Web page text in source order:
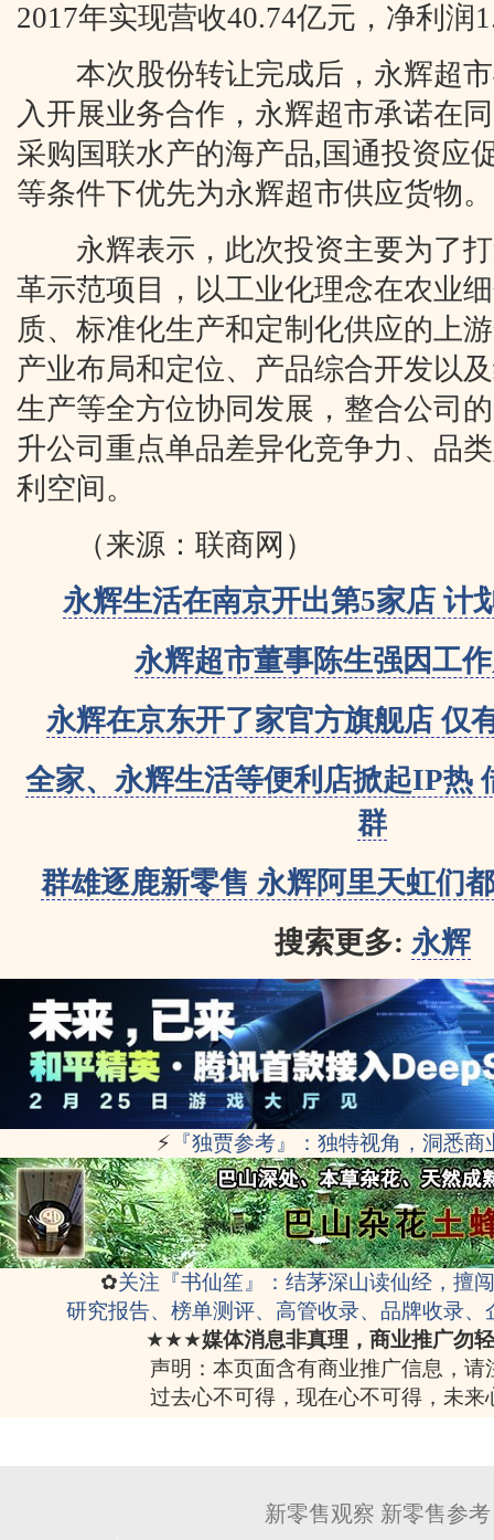
2017年实现营收40.74亿元，净利润
本次股份转让完成后，永辉超市
入开展业务合作，永辉超市承诺在
采购国联水产的海产品,国通投资应
等条件下优先为永辉超市供应货物。
永辉表示，此次投资主要为了打
革示范项目，以工业化理念在农业
质、标准化生产和定制化供应的上
产业布局和定位、产品综合开发以
生产等全方位协同发展，整合公司
升公司重点单品差异化竞争力、品
利空间。
（来源：联商网）
永辉生活在南京开出第5家店 计
永辉超市董事陈生强因工
永辉在京东开了家官方旗舰店 仅
全家、永辉生活等便利店掀起IP热
群
群雄逐鹿新零售 永辉阿里天虹们
搜索更多: 永辉
⚡ 『独贾参考』：独特视角，洞悉商
✿关注『书仙笙』：结茅深山读仙经，擅
研究报告、榜单测评、高管收录、品牌收录、
★★★媒体消息非真理，商业推广勿
声明：本页面含有商业推广信息，请
过去心不可得，现在心不可得，未来
新零售观察 新零售参